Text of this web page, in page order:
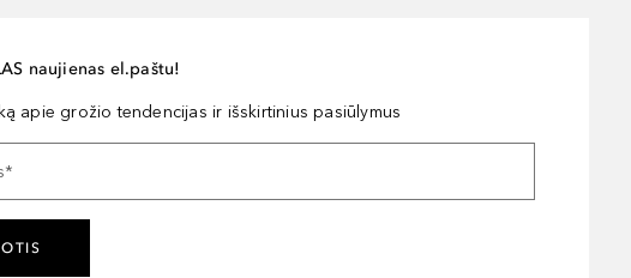
naujienas el.paštu!
apie grožio tendencijas ir išskirtinius pasiūlymus
*